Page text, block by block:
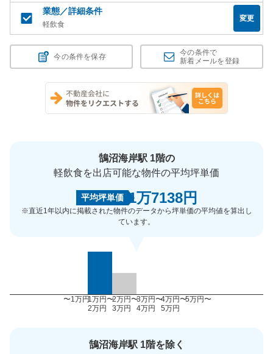
業態／詳細条件
軽飲食
変更
今の条件を保存
今の条件で
新着メールを登録
鵠沼海岸駅 1階の
軽飲食を出店可能な物件の平均坪単価
平均坪単価 1万7138円
※直近1年以内に掲載された物件のデータから坪単価の平均値を算出し
ています。
〜1万円1万円〜
2万円
2万円〜
3万円
3万円〜
4万円
4万円〜
5万円
5万円〜
鵠沼海岸駅 1階を除く